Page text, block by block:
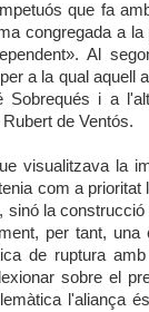
que fa
congregada a
Al
a la qual aquell
i a
de Ventós.
visualitzava la
com a
sinó la
per tant,
de ruptura
sobre el
l'aliança